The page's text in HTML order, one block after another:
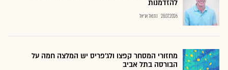
להזדמנות
28.07.2026 נתנאל אריאל
מחזורי המסחר קפצו ולג'פריס יש המלצה חמה על
הבורסה בתל אביב